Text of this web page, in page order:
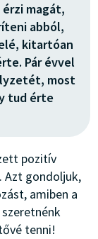
magát,
abból,
kitartóan
Pár évvel
most
tud érte
pozitív
gondoljuk,
amiben a
tenni!